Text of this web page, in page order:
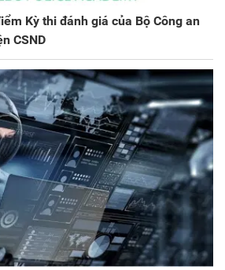
Kỳ thi đánh giá của Bộ Công an
CSND